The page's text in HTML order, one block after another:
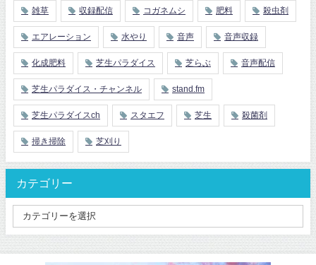
雑草 収録配信 コガネムシ 肥料 殺虫剤
エアレーション 水やり 音声 音声収録
化成肥料 芝生パラダイス 芝らぶ 音声配信
芝生パラダイス・チャンネル stand.fm
芝生パラダイスch スタエフ 芝生 殺菌剤
掃き掃除 芝刈り
カテゴリー